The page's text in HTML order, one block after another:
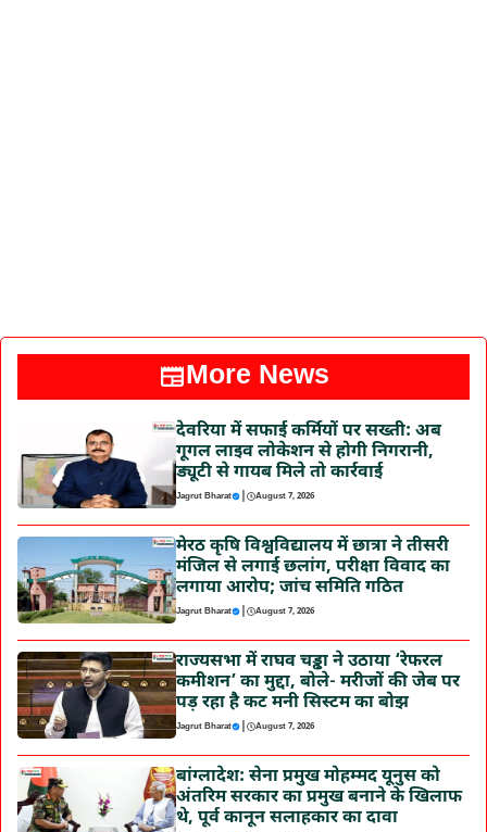
More News
देवरिया में सफाई कर्मियों पर सख्ती: अब
गूगल लाइव लोकेशन से होगी निगरानी,
ड्यूटी से गायब मिले तो कार्रवाई
Jagrut Bharat | August 7, 2026
मेरठ कृषि विश्वविद्यालय में छात्रा ने तीसरी
मंजिल से लगाई छलांग, परीक्षा विवाद का
लगाया आरोप; जांच समिति गठित
Jagrut Bharat | August 7, 2026
राज्यसभा में राघव चड्ढा ने उठाया ‘रेफरल
कमीशन’ का मुद्दा, बोले- मरीजों की जेब पर
पड़ रहा है कट मनी सिस्टम का बोझ
Jagrut Bharat | August 7, 2026
बांग्लादेश: सेना प्रमुख मोहम्मद यूनुस को
अंतरिम सरकार का प्रमुख बनाने के खिलाफ
थे, पूर्व कानून सलाहकार का दावा